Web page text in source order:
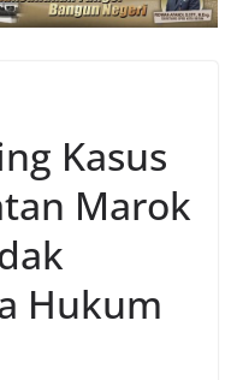
Kasus
Marok
Hukum